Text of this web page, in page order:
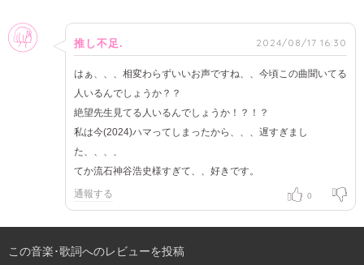
女性
推し不足. 2024/08/17 16:30
はぁ、、、相変わらずいいお声ですね、、今頃この曲聞いてる
人いるんでしょうか？？
絶望先生見てる人いるんでしょうか！？！？
私は今(2024)ハマってしまったから、、、遅すぎまし
た、、、、
てか流石神谷浩史様すぎて、、好きです。
通報する 0
この音楽･歌詞へのレビューを投稿